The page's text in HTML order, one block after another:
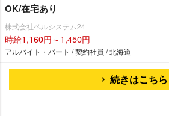
OK/在宅あり
株式会社ベルシステム24
時給1,160円～1,450円
アルバイト・パート / 契約社員 / 北海道
続きはこちら